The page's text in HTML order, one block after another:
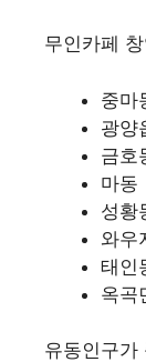
무인카페
중마
광양
금호
마동
성황
와우
태인
옥곡
유동인구가